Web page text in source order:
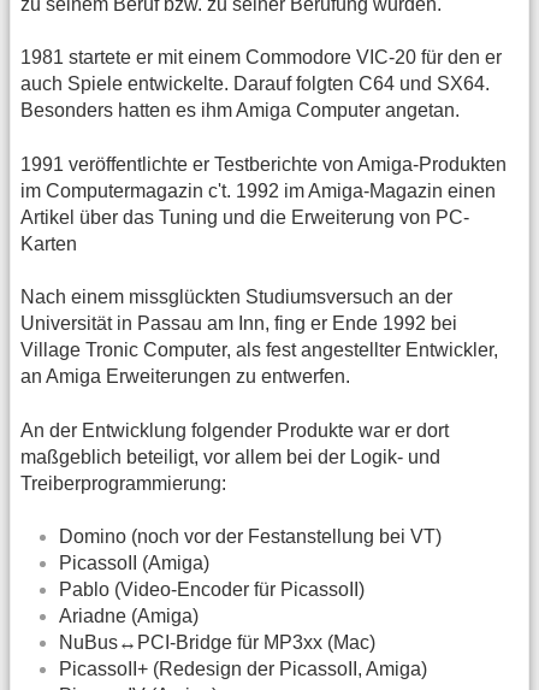
zu seinem Beruf bzw. zu seiner Berufung wurden.
1981 startete er mit einem Commodore VIC-20 für den er
auch Spiele entwickelte. Darauf folgten C64 und SX64.
Besonders hatten es ihm Amiga Computer angetan.
1991 veröffentlichte er Testberichte von Amiga-Produkten
im Computermagazin c't. 1992 im Amiga-Magazin einen
Artikel über das Tuning und die Erweiterung von PC-
Karten
Nach einem missglückten Studiumsversuch an der
Universität in Passau am Inn, fing er Ende 1992 bei
Village Tronic Computer, als fest angestellter Entwickler,
an Amiga Erweiterungen zu entwerfen.
An der Entwicklung folgender Produkte war er dort
maßgeblich beteiligt, vor allem bei der Logik- und
Treiberprogrammierung:
Domino (noch vor der Festanstellung bei VT)
PicassoII (Amiga)
Pablo (Video-Encoder für PicassoII)
Ariadne (Amiga)
NuBus↔PCI-Bridge für MP3xx (Mac)
PicassoII+ (Redesign der PicassoII, Amiga)